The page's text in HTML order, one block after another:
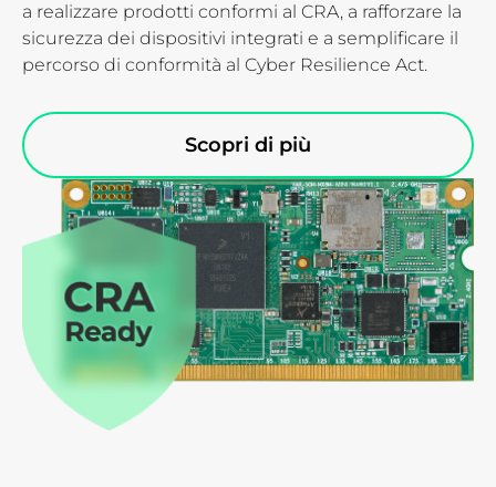
a realizzare prodotti conformi al CRA, a rafforzare la
sicurezza dei dispositivi integrati e a semplificare il
percorso di conformità al Cyber Resilience Act.
Scopri di più